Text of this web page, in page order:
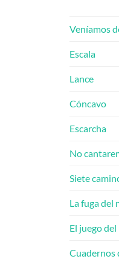
Veníamos
Escala
Lance
Cóncavo
Escarcha
No
Siete
La fuga del
El juego
Cuadernos